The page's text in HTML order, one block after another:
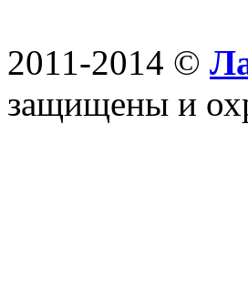
2011-2014 ©
защищены и